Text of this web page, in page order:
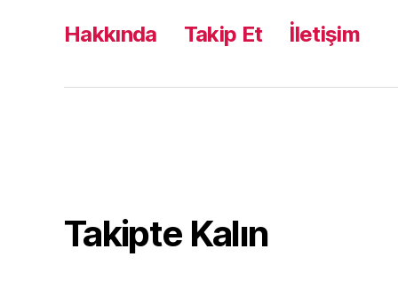
Hakkında Takip Et İletişim
Takipte Kalın